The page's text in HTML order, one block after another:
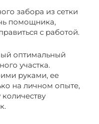
забора из сетки
помощника,
с работой.
оптимальный
участка.
руками, ее
на личном опыте,